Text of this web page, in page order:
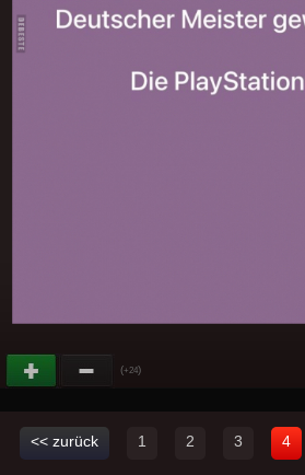
(+24)
<< zurück 1 2 3 4